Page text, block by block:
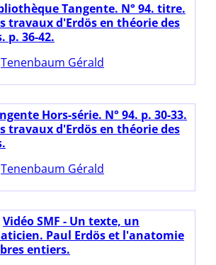
Tangente. N° 94. titre.
travaux d'Erdös en théorie des
p. 36-42.
Tenenbaum Gérald
Hors-série. N° 94. p. 30-33.
travaux d'Erdös en théorie des
Tenenbaum Gérald
Vidéo SMF - Un texte, un
Paul Erdös et l'anatomie
entiers.